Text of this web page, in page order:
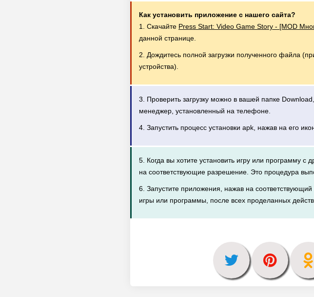
Как установить приложение с нашего сайта?
1. Скачайте Press Start: Video Game Story - [MOD
данной странице.
2. Дождитесь полной загрузки полученного файла
устройства).
3. Проверить загрузку можно в вашей папке
менеджер, установленный на телефоне.
4. Запустить процесс установки apk, нажав на его
5. Когда вы хотите установить игру или программу с
на соответствующие разрешение. Это процедура
6. Запустите приложения, нажав на
игры или программы, после всех проделанных